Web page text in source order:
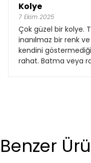
Kolye
7 Ekim 2025
Çok güzel bir kolye.
inanılmaz bir renk
kendini
rahat. Batma veya
Benzer